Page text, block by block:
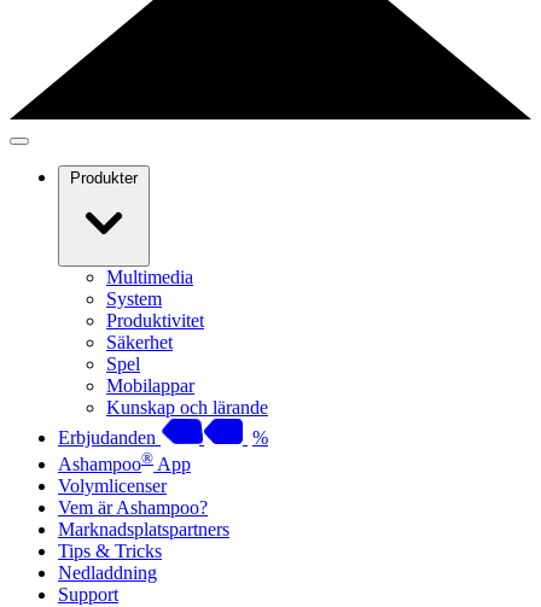
Produkter
Multimedia
System
Produktivitet
Säkerhet
Spel
Mobilappar
Kunskap och lärande
Erbjudanden
%
Ashampoo® App
Volymlicenser
Vem är Ashampoo?
Marknadsplatspartners
Tips & Tricks
Nedladdning
Support